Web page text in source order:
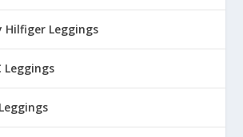
Hilfiger Leggings
Leggings